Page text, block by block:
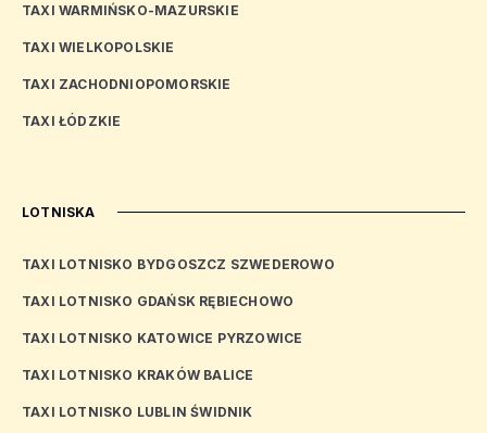
TAXI WARMIŃSKO-MAZURSKIE
TAXI WIELKOPOLSKIE
TAXI ZACHODNIOPOMORSKIE
TAXI ŁÓDZKIE
LOTNISKA
TAXI LOTNISKO BYDGOSZCZ SZWEDEROWO
TAXI LOTNISKO GDAŃSK RĘBIECHOWO
TAXI LOTNISKO KATOWICE PYRZOWICE
TAXI LOTNISKO KRAKÓW BALICE
TAXI LOTNISKO LUBLIN ŚWIDNIK